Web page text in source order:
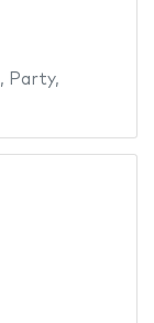
, Party,